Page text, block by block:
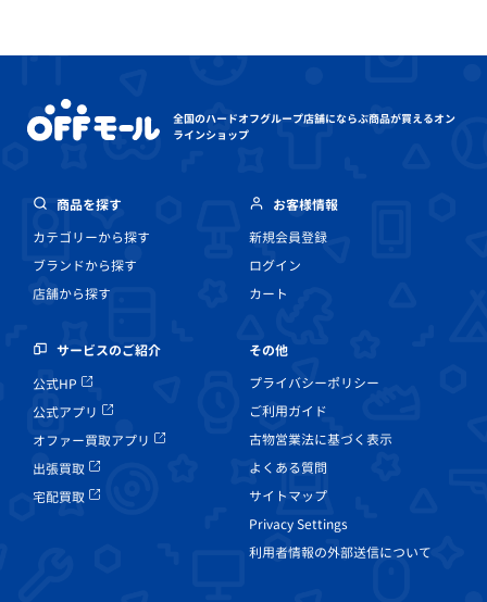
全国のハードオフグループ店舗にならぶ商品が買えるオン
ラインショップ
商品を探す
カテゴリーから探す
ブランドから探す
店舗から探す
お客様情報
新規会員登録
ログイン
カート
サービスのご紹介
公式HP
公式アプリ
オファー買取アプリ
出張買取
宅配買取
その他
プライバシーポリシー
ご利用ガイド
古物営業法に基づく表示
よくある質問
サイトマップ
Privacy Settings
利用者情報の外部送信について